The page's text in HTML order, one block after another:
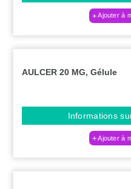
Ajouter à
AULCER 20 MG, Gélule
Informations
Ajouter à